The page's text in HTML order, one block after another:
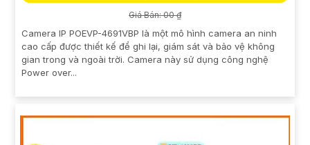
Giá Bán: 00 ₫
Camera IP POEVP-4691VBP là một mô hình camera an ninh
cao cấp được thiết kế để ghi lại, giám sát và bảo vệ không
gian trong và ngoài trời. Camera này sử dụng công nghệ
Power over...